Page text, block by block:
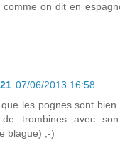
comme on dit en
07/06/2013 16:58
les pognes sont bien
de trombines avec
blague) ;-)